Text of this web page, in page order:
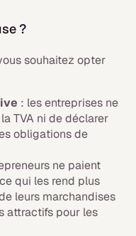
?
souhaitez opter
: les entreprises ne
TVA ni de déclarer
obligations de
ne paient
qui les rend plus
leurs marchandises
attractifs pour les